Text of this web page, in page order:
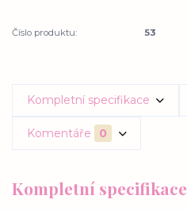
Číslo produktu: 53
Kompletní specifikace
Komentáře 0
Kompletní specifikace